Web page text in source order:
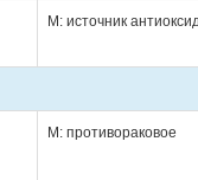
М: источник
М: противораковое